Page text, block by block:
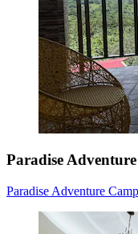
Paradise
Paradise Adventure